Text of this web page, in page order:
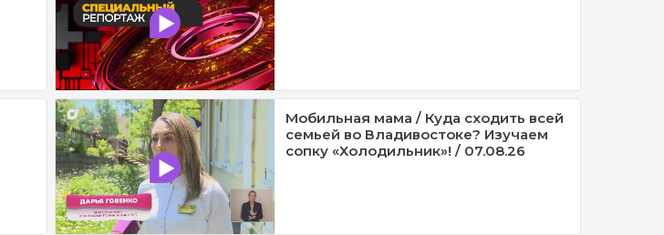
Мобильная мама / Куда сходить всей
семьей во Владивостоке? Изучаем
сопку «Холодильник»! / 07.08.26